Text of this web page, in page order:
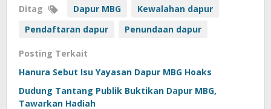
Ditag Dapur MBG
Kewalahan dapur
Pendaftaran dapur
Penundaan dapur
Posting Terkait
Hanura Sebut Isu Yayasan Dapur MBG Hoaks
Dudung Tantang Publik Buktikan Dapur MBG,
Tawarkan Hadiah